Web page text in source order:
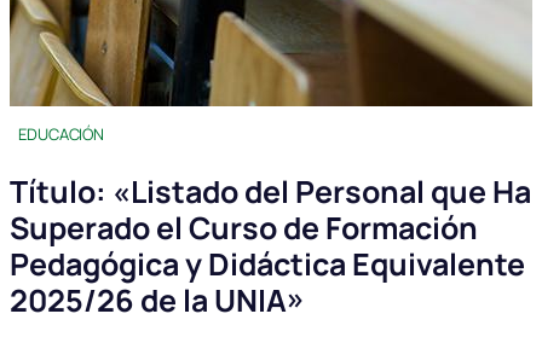
EDUCACIÓN
Título: «Listado del Personal que Ha
Superado el Curso de Formación
Pedagógica y Didáctica Equivalente
2025/26 de la UNIA»